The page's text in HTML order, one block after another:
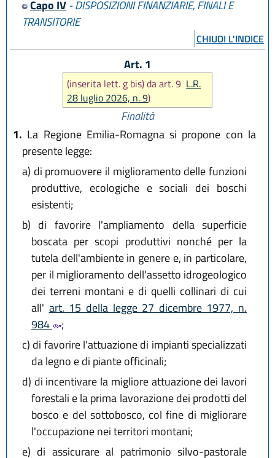
Capo IV- DISPOSIZIONI FINANZIARIE, FINALI E
TRANSITORIE
CHIUDI L'INDICE
Art. 1
(inserita lett. g bis) da art. 9 L.R.
28 luglio 2026, n. 9)
Finalità
1. La Regione Emilia-Romagna si propone con la
presente legge:
a) di promuovere il miglioramento delle funzioni
produttive, ecologiche e sociali dei boschi
esistenti;
b) di favorire l'ampliamento della superficie
boscata per scopi produttivi nonché per la
tutela dell'ambiente in genere e, in particolare,
per il miglioramento dell'assetto idrogeologico
dei terreni montani e di quelli collinari di cui
all' art. 15 della legge 27 dicembre 1977, n.
984
;
c) di favorire l'attuazione di impianti specializzati
da legno e di piante officinali;
d) di incentivare la migliore attuazione dei lavori
forestali e la prima lavorazione dei prodotti del
bosco e del sottobosco, col fine di migliorare
l'occupazione nei territori montani;
e) di assicurare al patrimonio silvo-pastorale